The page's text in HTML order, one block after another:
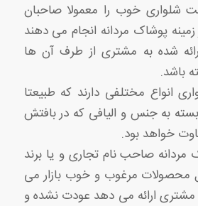
شلواری خوب را معمولا صاحبان
زمینه پوشاک مردانه انجام می دهند
شده به مشتری از طرف آن ها
باشد.
انواع مختلفی دارند که طبیعتا
به جنس و الیافی که در بافتش
خواهد بود.
مردانه صاحب نام تجاری و یا برند
محصولات مرغوب و خوب بازار می
مشتری ارائه می دهد عودت نشده و